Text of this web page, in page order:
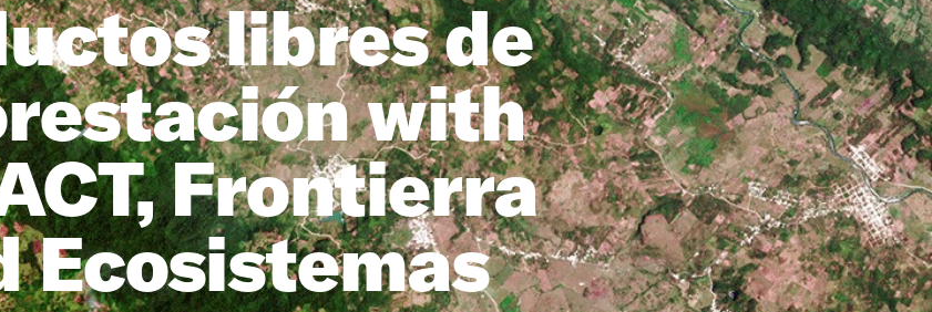
libres de
with
Frontierra
Ecosistemas